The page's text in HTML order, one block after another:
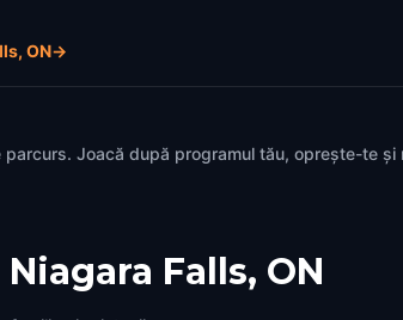
ON→
Joacă după programul tău, oprește-te
Niagara Falls, ON